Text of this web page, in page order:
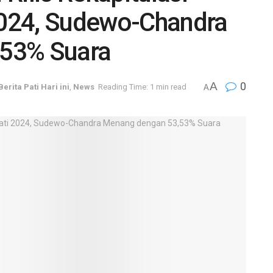
Sudewo-Chandra
Suara
Pati Hari ini News Reading Time: 1 min read AA 0